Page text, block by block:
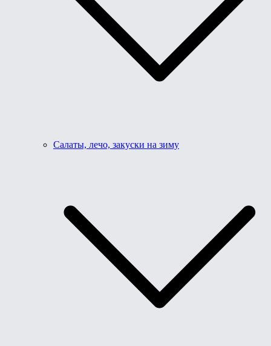
Салаты, лечо, закуски на зиму